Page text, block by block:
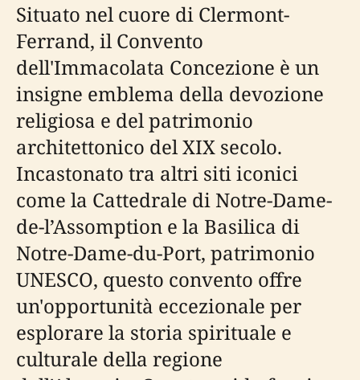
Situato nel cuore di Clermont-
Ferrand, il Convento
dell'Immacolata Concezione è un
insigne emblema della devozione
religiosa e del patrimonio
architettonico del XIX secolo.
Incastonato tra altri siti iconici
come la Cattedrale di Notre-Dame-
de-l’Assomption e la Basilica di
Notre-Dame-du-Port, patrimonio
UNESCO, questo convento offre
un'opportunità eccezionale per
esplorare la storia spirituale e
culturale della regione